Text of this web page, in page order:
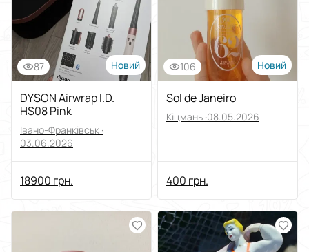
87 Новий
DYSON Airwrap I.D.
HS08 Pink
Івано-Франківськ ·
03.06.2026
18900 грн.
106 Новий
Sol de Janeiro
Кіцмань ·08.05.2026
400 грн.